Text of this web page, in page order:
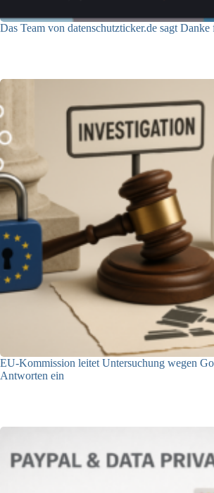
Das Team von datenschutzticker.de sagt
EU-Kommission leitet Untersuchung wegen
Antworten ein